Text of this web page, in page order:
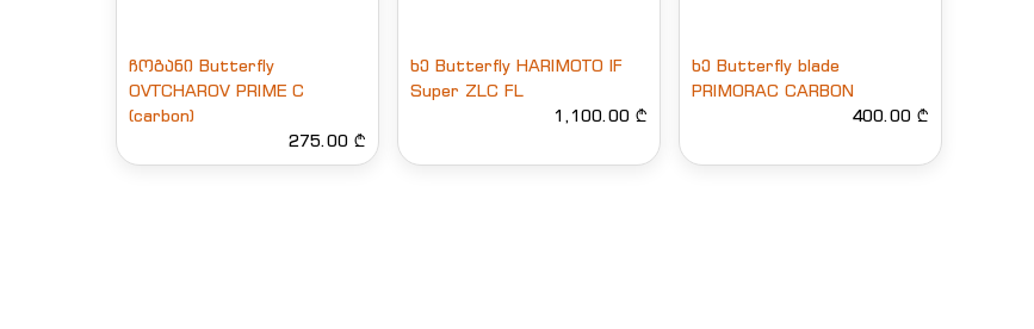
ჩოგანი Butterfly
OVTCHAROV PRIME C
(carbon)
275.00 ₾
ხე Butterfly HARIMOTO IF
Super ZLC FL
1,100.00 ₾
ხე Butterfly blade
PRIMORAC CARBON
400.00 ₾